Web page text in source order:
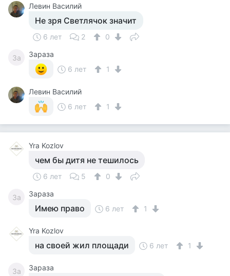
Левин Василий
Не зря Светлячок значит
6 лет 2 0
За
Зараза
6 лет
1
Левин Василий
6 лет
1
Yra Kozlov
чем бы дитя не тешилось
6 лет 5 0
За Зараза
Имею право 6 лет 1
Yra Kozlov
на своей жил площади 6 лет 1
За Зараза